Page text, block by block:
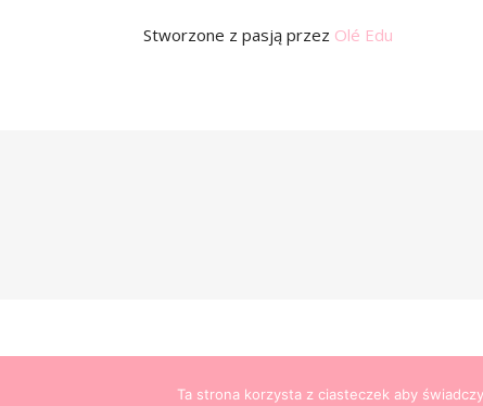
Stworzone z pasją przez Olé Edu
Ta strona korzysta z ciasteczek aby